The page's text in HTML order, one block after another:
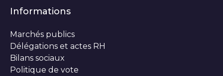
Informations
Marchés publics
Délégations et actes RH
Bilans sociaux
Politique de vote